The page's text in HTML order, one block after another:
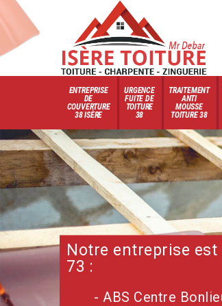
ENTREPRISE
DE
COUVERTURE
38 ISÈRE
URGENCE
FUITE DE
TOITURE
38
TRAITEMENT
ANTI
MOUSSE
TOITURE 38
Notre entreprise
73 :
- ABS Centre